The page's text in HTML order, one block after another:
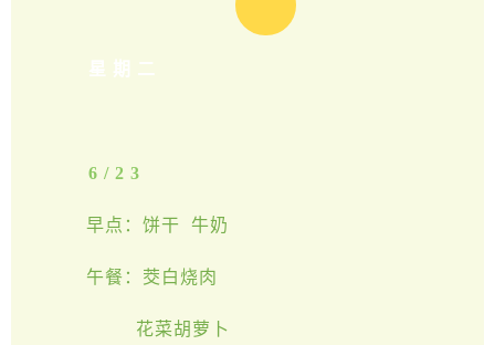
星期二
6/23
早点：饼干 牛奶
午餐：茭白烧肉
花菜胡萝卜